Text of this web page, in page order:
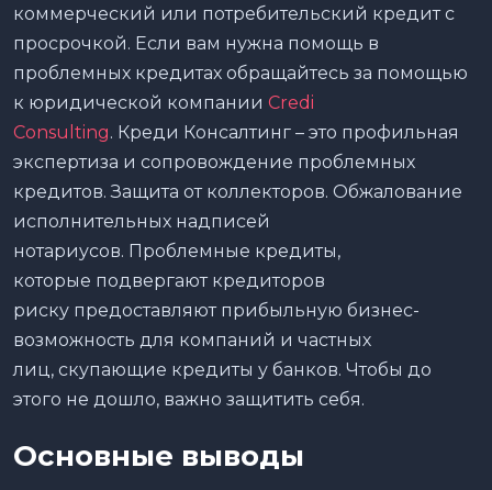
коммерческий или потребительский кредит с
просрочкой. Если вам нужна помощь в
проблемных кредитах обращайтесь за помощью
к юридической компании Credi
Consulting. Креди Консалтинг – это профильная
экспертиза и сопровождение проблемных
кредитов. Защита от коллекторов. Обжалование
исполнительных надписей
нотариусов. Проблемные кредиты,
которые подвергают кредиторов
риску предоставляют прибыльную бизнес-
возможность для компаний и частных
лиц, скупающие кредиты у банков. Чтобы до
этого не дошло, важно защитить себя.
Основные выводы